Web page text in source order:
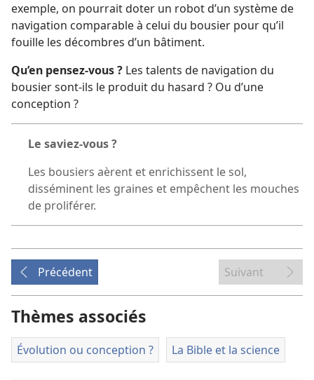
exemple, on pourrait doter un robot d’un système de
navigation comparable à celui du bousier pour qu’il
fouille les décombres d’un bâtiment.
Qu’en pensez-vous ? Les talents de navigation du
bousier sont-ils le produit du hasard ? Ou d’une
conception ?
Le saviez-vous ?
Les bousiers aèrent et enrichissent le sol,
disséminent les graines et empêchent les mouches
de proliférer.
Précédent Suivant
Thèmes associés
Évolution ou conception ? La Bible et la science